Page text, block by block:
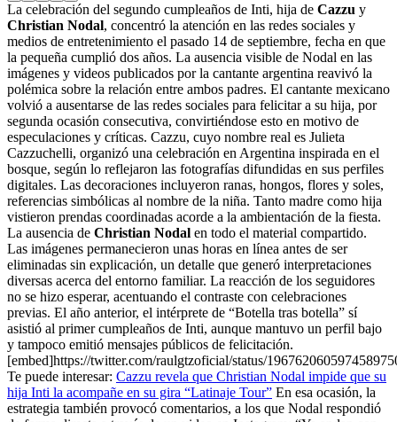
La celebración del segundo cumpleaños de Inti, hija de Cazzu y
Christian Nodal, concentró la atención en las redes sociales y
medios de entretenimiento el pasado 14 de septiembre, fecha en que
la pequeña cumplió dos años. La ausencia visible de Nodal en las
imágenes y videos publicados por la cantante argentina reavivó la
polémica sobre la relación entre ambos padres. El cantante mexicano
volvió a ausentarse de las redes sociales para felicitar a su hija, por
segunda ocasión consecutiva, convirtiéndose esto en motivo de
especulaciones y críticas. Cazzu, cuyo nombre real es Julieta
Cazzuchelli, organizó una celebración en Argentina inspirada en el
bosque, según lo reflejaron las fotografías difundidas en sus perfiles
digitales. Las decoraciones incluyeron ranas, hongos, flores y soles,
referencias simbólicas al nombre de la niña. Tanto madre como hija
vistieron prendas coordinadas acorde a la ambientación de la fiesta.
La ausencia de Christian Nodal en todo el material compartido.
Las imágenes permanecieron unas horas en línea antes de ser
eliminadas sin explicación, un detalle que generó interpretaciones
diversas acerca del entorno familiar. La reacción de los seguidores
no se hizo esperar, acentuando el contraste con celebraciones
previas. El año anterior, el intérprete de “Botella tras botella” sí
asistió al primer cumpleaños de Inti, aunque mantuvo un perfil bajo
y tampoco emitió mensajes públicos de felicitación.
[embed]https://twitter.com/raulgtzoficial/status/
Te puede interesar: Cazzu revela que Christian Nodal impide que su
hija Inti la acompañe en su gira “Latinaje Tour” En esa ocasión, la
estrategia también provocó comentarios, a los que Nodal respondió